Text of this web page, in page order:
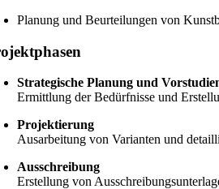
Planung und Beurteilungen von
Strategische Planung und
Ermittlung der Bedürfnisse und
Projektierung
Ausarbeitung von Varianten und
Ausschreibung
Erstellung von